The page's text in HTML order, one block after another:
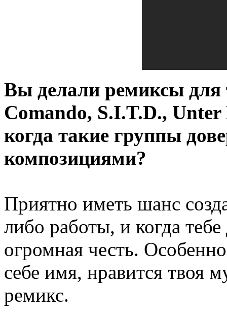
Вы делали ремиксы для
Comando, S.I.T.D.,
когда такие группы
композициями?
Приятно иметь шанс
либо работы, и когда тебе
огромная честь.
себе имя, нравится твоя
ремикс.